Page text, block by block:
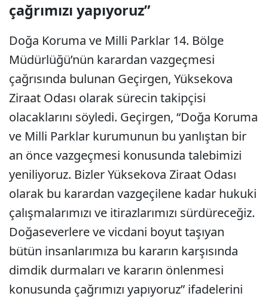
çağrımızı yapıyoruz”
Doğa Koruma ve Milli Parklar 14. Bölge
Müdürlüğü’nün karardan vazgeçmesi
çağrısında bulunan Geçirgen, Yüksekova
Ziraat Odası olarak sürecin takipçisi
olacaklarını söyledi. Geçirgen, “Doğa Koruma
ve Milli Parklar kurumunun bu yanlıştan bir
an önce vazgeçmesi konusunda talebimizi
yeniliyoruz. Bizler Yüksekova Ziraat Odası
olarak bu karardan vazgeçilene kadar hukuki
çalışmalarımızı ve itirazlarımızı sürdüreceğiz.
Doğaseverlere ve vicdani boyut taşıyan
bütün insanlarımıza bu kararın karşısında
dimdik durmaları ve kararın önlenmesi
konusunda çağrımızı yapıyoruz” ifadelerini